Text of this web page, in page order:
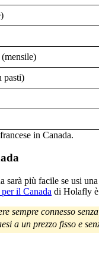
pasti)
in Canada.
sarà più facile se usi
il Canada di Holafly è
sempre connesso
a un prezzo fisso e